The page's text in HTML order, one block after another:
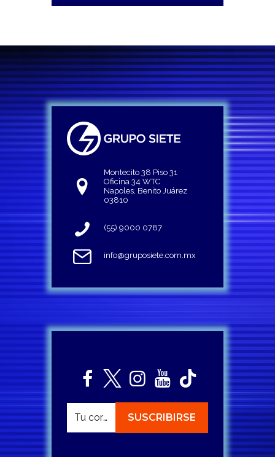
Montecito 38 Piso 31
Oficina 34 WTC
Napoles, Benito Juárez
03810
(55) 9000 0787
info@gruposiete.com.mx